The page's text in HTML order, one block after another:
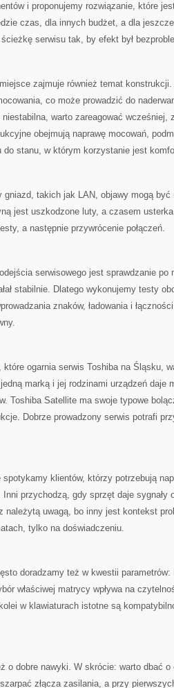
i proponujemy rozwiązanie, które
czas, dla innych budżet, a dla
serwisu tak, by efekt był
zajmuje również temat
co może prowadzić do
warto zareagować wcześniej,
obejmują naprawę mocowań,
do stanu, w którym korzystanie jest
takich jak LAN, objawy mogą być
jest uszkodzone luty, a czasem
a następnie przywrócenie połączeń.
serwisowego jest sprawdzanie po
stabilnie. Dlatego wykonujemy testy
znaków, ładowania i
ogarnia serwis Toshiba na Śląsku,
marką i jej rodzinami urządzeń daje
Toshiba Satellite ma swoje typowe
Dobrze prowadzony serwis potrafi
klientów, którzy potrzebują
przychodzą, gdy sprzęt daje sygnały
należytą uwagą, bo inny jest kontekst
tylko na doświadczeniu.
doradzamy też w kwestii parametrów:
właściwej matrycy wpływa na
w klawiaturach istotne są
o dobre nawyki. W skrócie: warto dbać
złącza zasilania, a przy